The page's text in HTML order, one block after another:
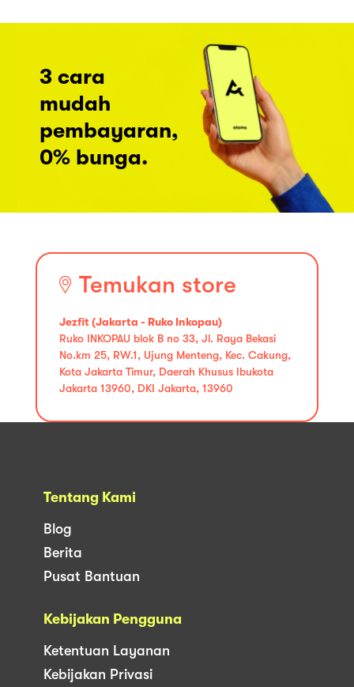
3 cara
mudah
pembayaran,
0% bunga.
Temukan store
Jezfit (Jakarta - Ruko Inkopau)
Ruko INKOPAU blok B no 33, Jl. Raya Bekasi
No.km 25, RW.1, Ujung Menteng, Kec. Cakung,
Kota Jakarta Timur, Daerah Khusus Ibukota
Jakarta 13960, DKI Jakarta, 13960
Tentang Kami
Blog
Berita
Pusat Bantuan
Kebijakan Pengguna
Ketentuan Layanan
Kebijakan Privasi